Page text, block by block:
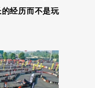
经历而不是玩